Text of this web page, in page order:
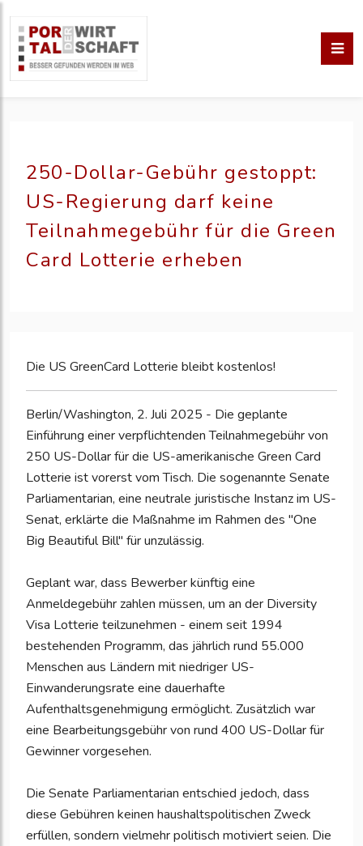
250-Dollar-Gebühr gestoppt:
US-Regierung darf keine
Teilnahmegebühr für die Green
Card Lotterie erheben
Die US GreenCard Lotterie bleibt kostenlos!
Berlin/Washington, 2. Juli 2025 - Die geplante
Einführung einer verpflichtenden Teilnahmegebühr von
250 US-Dollar für die US-amerikanische Green Card
Lotterie ist vorerst vom Tisch. Die sogenannte Senate
Parliamentarian, eine neutrale juristische Instanz im US-
Senat, erklärte die Maßnahme im Rahmen des "One
Big Beautiful Bill" für unzulässig.
Geplant war, dass Bewerber künftig eine
Anmeldegebühr zahlen müssen, um an der Diversity
Visa Lotterie teilzunehmen - einem seit 1994
bestehenden Programm, das jährlich rund 55.000
Menschen aus Ländern mit niedriger US-
Einwanderungsrate eine dauerhafte
Aufenthaltsgenehmigung ermöglicht. Zusätzlich war
eine Bearbeitungsgebühr von rund 400 US-Dollar für
Gewinner vorgesehen.
Die Senate Parliamentarian entschied jedoch, dass
diese Gebühren keinen haushaltspolitischen Zweck
erfüllen, sondern vielmehr politisch motiviert seien. Die